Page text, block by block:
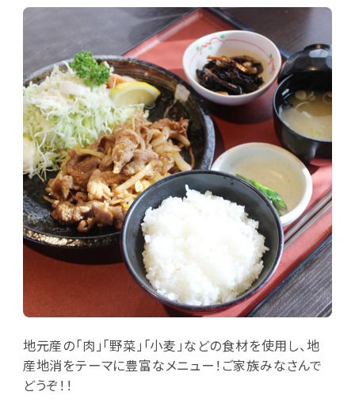
地元産の「肉」「野菜」「小麦」などの食材を使用し、地
産地消をテーマに豊富なメニュー！ご家族みなさんで
どうぞ！！